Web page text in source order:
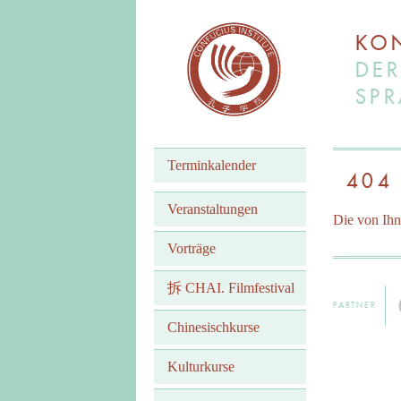
Terminkalender
Veranstaltungen
Vorträge
拆 CHAI. Filmfestival
Chinesischkurse
Kulturkurse
404
Die von
PARTNER